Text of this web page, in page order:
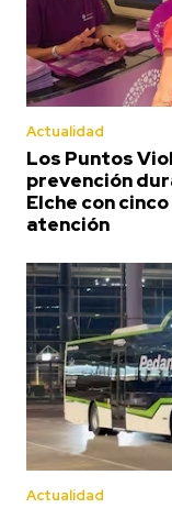
Actualidad
Los Puntos
prevención
Elche con
atención
Actualidad